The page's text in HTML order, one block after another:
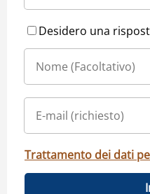
Desidero una
Trattamento dei dati